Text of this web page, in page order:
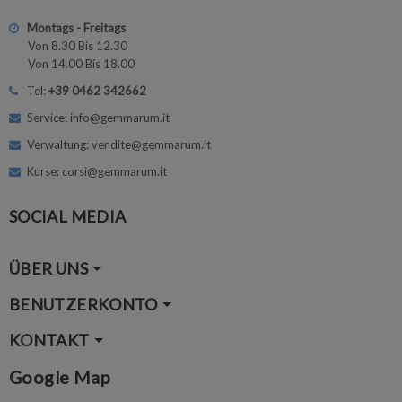
Montags - Freitags
Von 8.30 Bis 12.30
Von 14.00 Bis 18.00
Tel:+39 0462 342662
Service: info@gemmarum.it
Verwaltung: vendite@gemmarum.it
Kurse: corsi@gemmarum.it
SOCIAL MEDIA
ÜBER UNS
BENUTZERKONTO
KONTAKT
Google Map